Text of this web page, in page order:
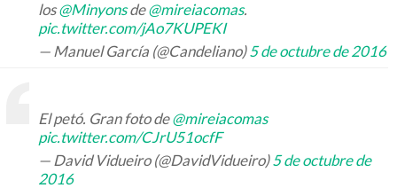
los@Minyonsde@mireiacomas.
pic.twitter.com/jAo7KUPEKI
— Manuel García (@Candeliano)5 de octubre de 2016
El petó. Gran foto de@mireiacomas
pic.twitter.com/CJrU51ocfF
— David Vidueiro (@DavidVidueiro)5 de octubre de
2016